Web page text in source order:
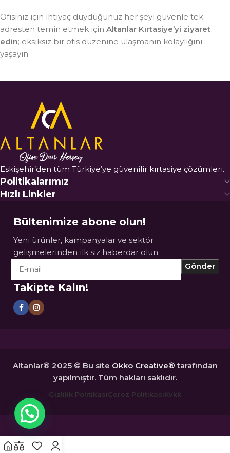
Ofisiniz için ihtiyaç duyduğunuz her şeyi güvenle tek
adresten temin etmek için Altanlar Kırtasiye’yi ziyaret
edin; eksiksiz bir ofis düzenine ulaşmanın kolaylığını
yaşayın.
Eskişehir’den tüm Türkiye’ye güvenilir kırtasiye çözümleri.
Politikalarımız
Hızlı Linkler
Bültenimize abone olun!
Yeni ürünler, kampanyalar ve sektör
gelişmelerinden ilk siz haberdar olun.
Takipte Kalın!
Altanlar® 2025 © Bu site Okko Creative® tarafından
yapılmıştır. Tüm hakları saklıdır.
Gizlilik PolitikasıÇerez PolitikasıKvkk